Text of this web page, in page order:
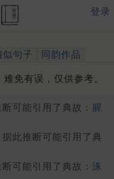
登录
似句子 同韵作品
免有误，仅供参考。
可能引用了典故：
腥
此推断可能引用了典
可能引用了典故： 洙